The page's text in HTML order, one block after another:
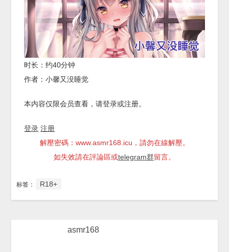
时长：约40分钟
作者：小馨又没睡觉
本内容仅限会员查看，请登录或注册。
登录 注册
解壓密碼：www.asmr168.icu，請勿在線解壓。
如失效請在評論區或telegram群留言。
标签： R18+
asmr168